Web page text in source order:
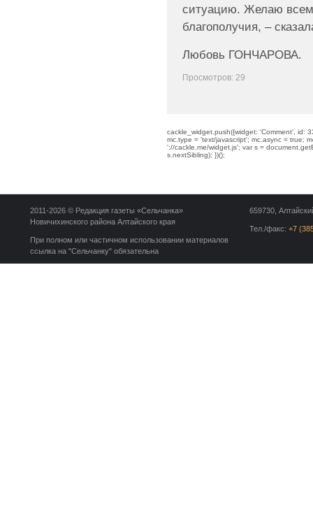
ситуацию. Желаю всем
благополучия, –
Любовь ГОНЧАРОВА.
Просмотров: 29
cackle_widget.push({widget: 'Comment', id:
mc.type = 'text/javascript'; mc.async = true;
'://cackle.me/widget.js'; var s =
s.nextSibling); })();
659730,
Тел./факс: +7
2011-2026 © Редакция газеты «Сельчанка»
Новичихинского района Алтайского края
При полном или частичном использовании материалов
ссылка на "Сельчанку" обязательна